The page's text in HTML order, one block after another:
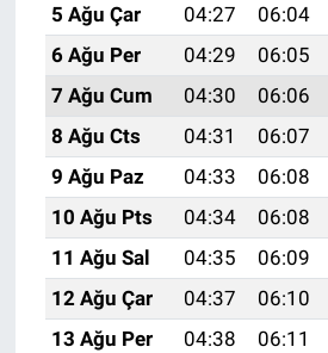
5 Ağu Çar
04:27 06:04
6 Ağu Per
04:29 06:05
7 Ağu Cum
04:30 06:06
8 Ağu Cts
04:31 06:07
9 Ağu Paz
04:33 06:08
10 Ağu Pts
04:34 06:08
11 Ağu Sal
04:35 06:09
12 Ağu Çar
04:37 06:10
13 Ağu Per
04:38 06:11